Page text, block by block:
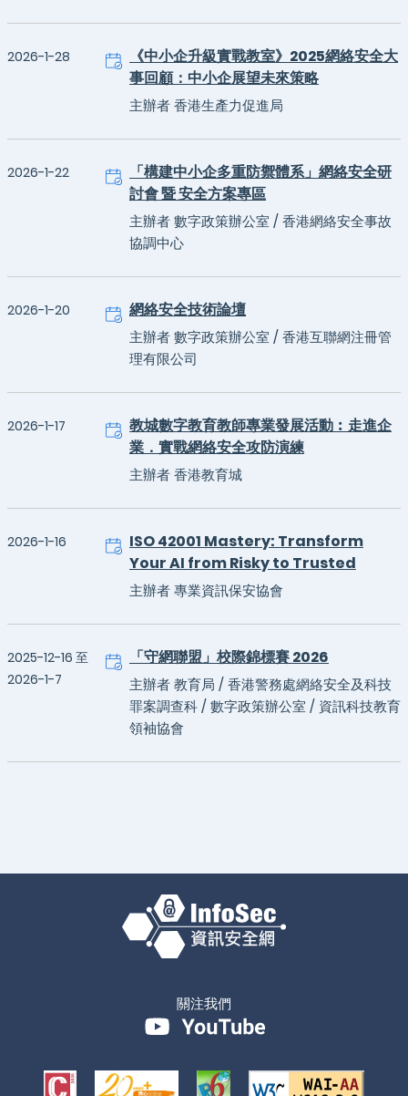
2026-1-28
《中小企升級實戰教室》2025網絡安全大
事回顧：中小企展望未來策略
主辦者 香港生產力促進局
2026-1-22
「構建中小企多重防禦體系」網絡安全研
討會 暨 安全方案專區
主辦者 數字政策辦公室 / 香港網絡安全事故
協調中心
2026-1-20 網絡安全技術論壇
主辦者 數字政策辦公室 / 香港互聯網注冊管
理有限公司
2026-1-17
教城數字教育教師專業發展活動︰走進企
業．實戰網絡安全攻防演練
主辦者 香港教育城
2026-1-16
ISO 42001 Mastery: Transform
Your AI from Risky to Trusted
主辦者 專業資訊保安協會
2025-12-16 至
2026-1-7
「守網聯盟」校際錦標賽 2026
主辦者 教育局 / 香港警務處網絡安全及科技
罪案調查科 / 數字政策辦公室 / 資訊科技教育
領袖協會
關注我們